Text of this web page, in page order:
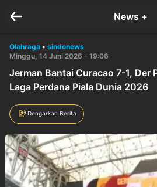
News +
Olahraga • sindonews
Minggu, 14 Juni 2026 - 19:06
Jerman Bantai Curacao 7-1, Der
Laga Perdana Piala Dunia 2026
Dengarkan Berita